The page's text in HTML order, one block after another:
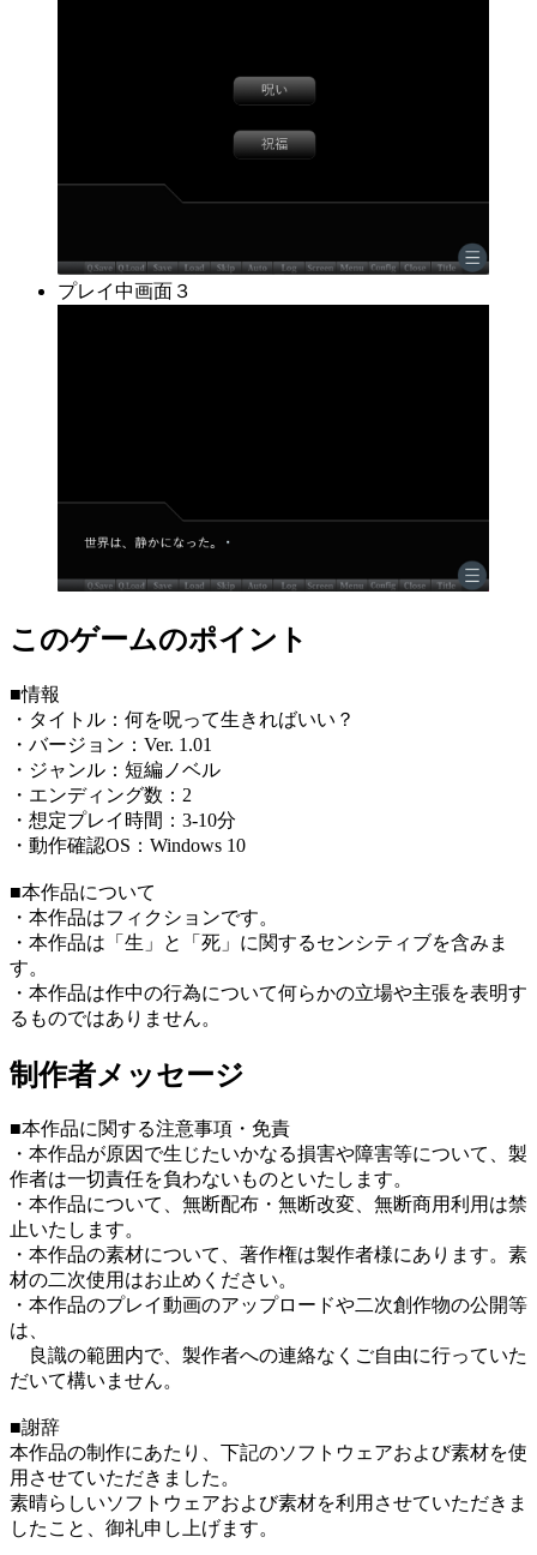
プレイ中画面３
このゲームのポイント
■情報
・タイトル：何を呪って生きればいい？
・バージョン：Ver. 1.01
・ジャンル：短編ノベル
・エンディング数：2
・想定プレイ時間：3-10分
・動作確認OS：Windows 10
■本作品について
・本作品はフィクションです。
・本作品は「生」と「死」に関するセンシティブを含みま
す。
・本作品は作中の行為について何らかの立場や主張を表明す
るものではありません。
制作者メッセージ
■本作品に関する注意事項・免責
・本作品が原因で生じたいかなる損害や障害等について、製
作者は一切責任を負わないものといたします。
・本作品について、無断配布・無断改変、無断商用利用は禁
止いたします。
・本作品の素材について、著作権は製作者様にあります。素
材の二次使用はお止めください。
・本作品のプレイ動画のアップロードや二次創作物の公開等
は、
良識の範囲内で、製作者への連絡なくご自由に行っていた
だいて構いません。
■謝辞
本作品の制作にあたり、下記のソフトウェアおよび素材を使
用させていただきました。
素晴らしいソフトウェアおよび素材を利用させていただきま
したこと、御礼申し上げます。